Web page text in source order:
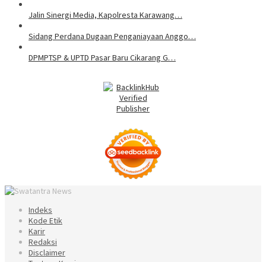
Jalin Sinergi Media, Kapolresta Karawang…
Sidang Perdana Dugaan Penganiayaan Anggo…
DPMPTSP & UPTD Pasar Baru Cikarang G…
Indeks
Kode Etik
Karir
Redaksi
Disclaimer